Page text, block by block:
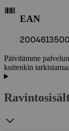
EAN
Päivitämme
kuitenkin